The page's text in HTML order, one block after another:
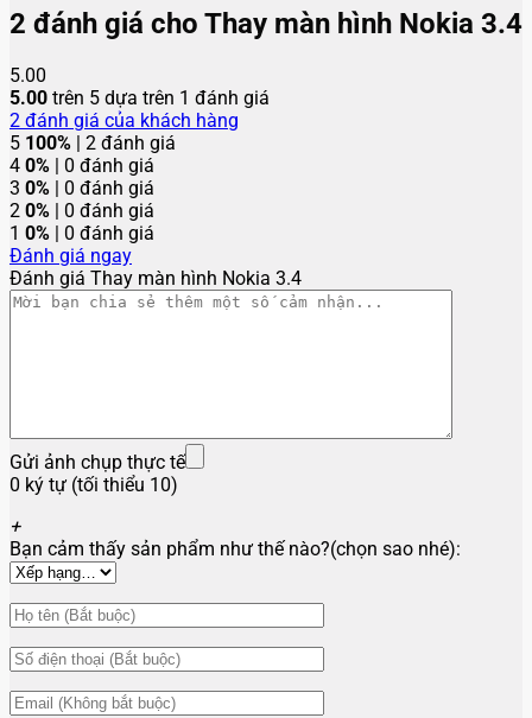
2 đánh giá cho Thay màn hình Nokia 3.4
5.00
5.00 trên 5 dựa trên 1 đánh giá
2 đánh giá của khách hàng
5 100% | 2 đánh giá
4 0% | 0 đánh giá
3 0% | 0 đánh giá
2 0% | 0 đánh giá
1 0% | 0 đánh giá
Đánh giá ngay
Đánh giá Thay màn hình Nokia 3.4
Gửi ảnh chụp thực tế
0 ký tự (tối thiểu 10)
+
Bạn cảm thấy sản phẩm như thế nào?(chọn sao nhé):